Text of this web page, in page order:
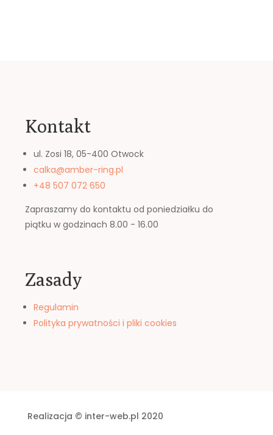
Kontakt
ul. Zosi 18, 05-400 Otwock
calka@amber-ring.pl
+48 507 072 650
Zapraszamy do kontaktu od poniedziałku do
piątku w godzinach 8.00 - 16.00
Zasady
Regulamin
Polityka prywatności i pliki cookies
Realizacja © inter-web.pl 2020